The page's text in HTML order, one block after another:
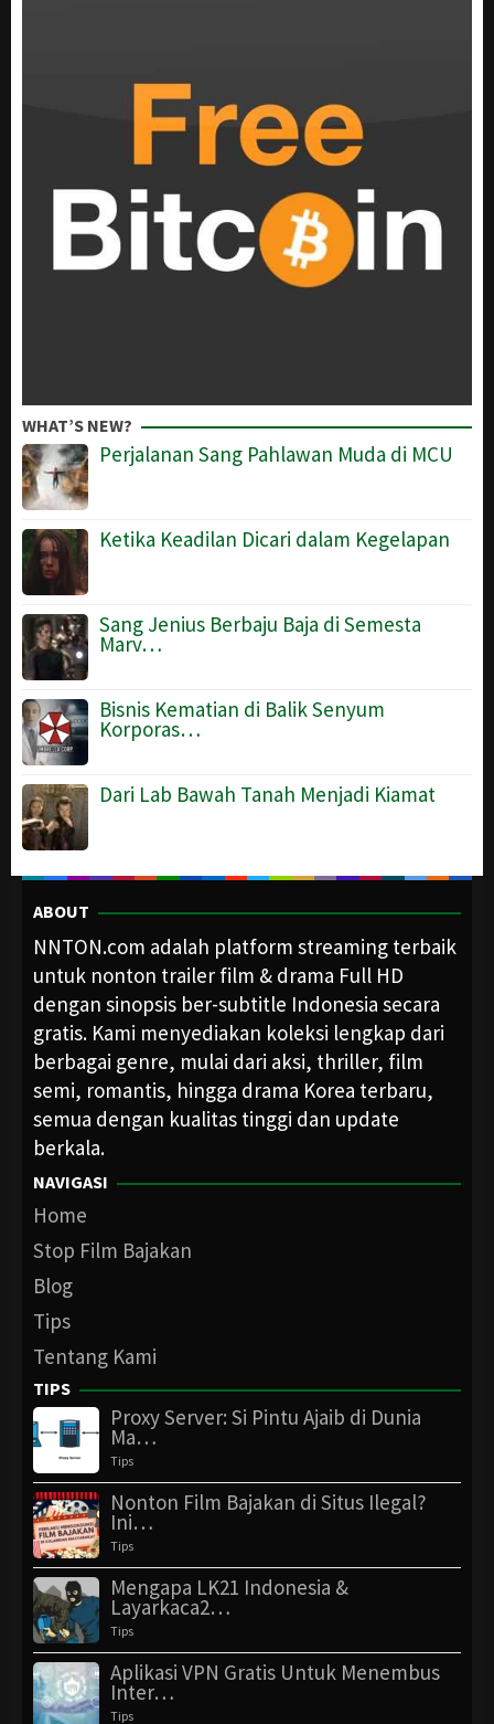
WHAT’S NEW?
Perjalanan Sang Pahlawan Muda di MCU
Ketika Keadilan Dicari dalam Kegelapan
Sang Jenius Berbaju Baja di Semesta
Marv…
Bisnis Kematian di Balik Senyum
Korporas…
Dari Lab Bawah Tanah Menjadi Kiamat
ABOUT
NNTON.com adalah platform streaming terbaik
untuk nonton trailer film & drama Full HD
dengan sinopsis ber-subtitle Indonesia secara
gratis. Kami menyediakan koleksi lengkap dari
berbagai genre, mulai dari aksi, thriller, film
semi, romantis, hingga drama Korea terbaru,
semua dengan kualitas tinggi dan update
berkala.
NAVIGASI
Home
Stop Film Bajakan
Blog
Tips
Tentang Kami
TIPS
Proxy Server: Si Pintu Ajaib di Dunia
Ma…
Tips
Nonton Film Bajakan di Situs Ilegal?
Ini…
Tips
Mengapa LK21 Indonesia &
Layarkaca2…
Tips
Aplikasi VPN Gratis Untuk Menembus
Inter…
Tips